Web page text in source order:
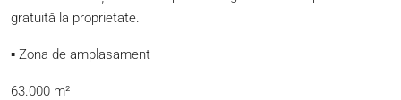
gratuită la proprietate.
▪ Zona de amplasament
63.000 m²